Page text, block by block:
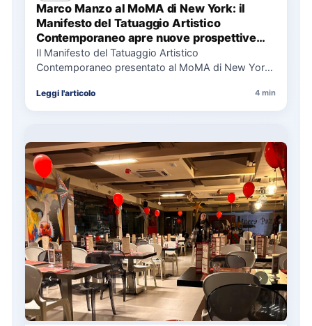
Marco Manzo al MoMA di New York: il
Manifesto del Tatuaggio Artistico
Contemporaneo apre nuove prospettive
per il collezionismo
Il Manifesto del Tatuaggio Artistico
Contemporaneo presentato al MoMA di New York
Leggi l'articolo 4 min